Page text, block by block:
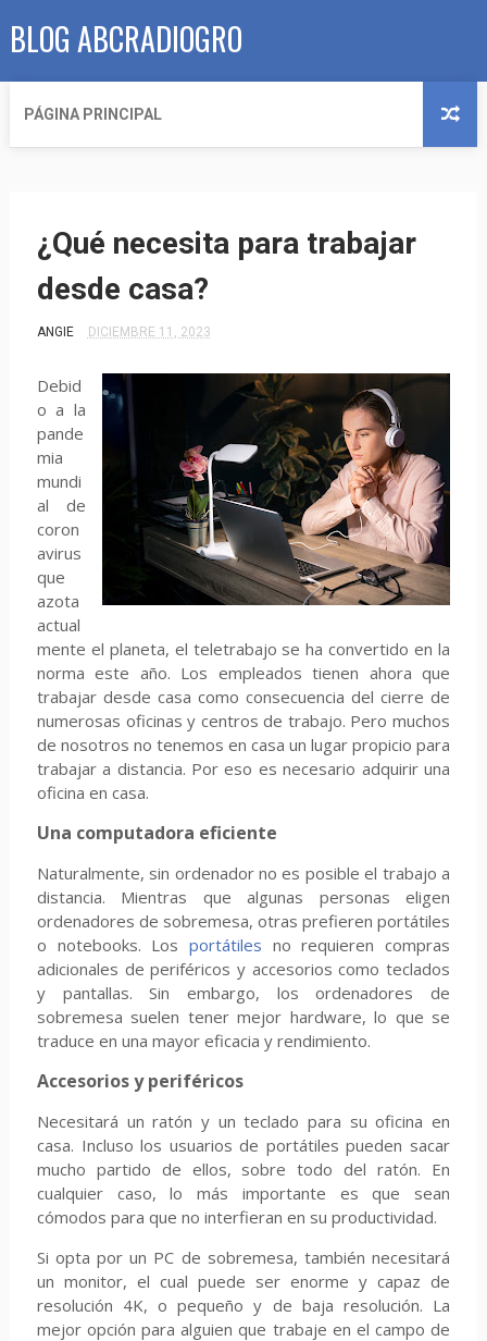
BLOG ABCRADIOGRO
PÁGINA PRINCIPAL
¿Qué necesita para trabajar
desde casa?
ANGIE DICIEMBRE 11, 2023
Debid
o a la
pande
mia
mundi
al de
coron
avirus
que
azota
actual
mente el planeta, el teletrabajo se ha convertido en la
norma este año. Los empleados tienen ahora que
trabajar desde casa como consecuencia del cierre de
numerosas oficinas y centros de trabajo. Pero muchos
de nosotros no tenemos en casa un lugar propicio para
trabajar a distancia. Por eso es necesario adquirir una
oficina en casa.
Una computadora eficiente
Naturalmente, sin ordenador no es posible el trabajo a
distancia. Mientras que algunas personas eligen
ordenadores de sobremesa, otras prefieren portátiles
o notebooks. Los portátiles no requieren compras
adicionales de periféricos y accesorios como teclados
y pantallas. Sin embargo, los ordenadores de
sobremesa suelen tener mejor hardware, lo que se
traduce en una mayor eficacia y rendimiento.
Accesorios y periféricos
Necesitará un ratón y un teclado para su oficina en
casa. Incluso los usuarios de portátiles pueden sacar
mucho partido de ellos, sobre todo del ratón. En
cualquier caso, lo más importante es que sean
cómodos para que no interfieran en su productividad.
Si opta por un PC de sobremesa, también necesitará
un monitor, el cual puede ser enorme y capaz de
resolución 4K, o pequeño y de baja resolución. La
mejor opción para alguien que trabaje en el campo de